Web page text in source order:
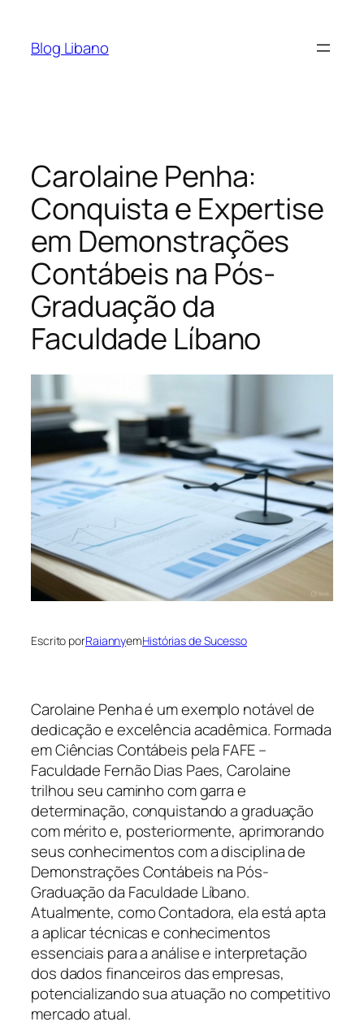
Blog Libano
Carolaine Penha:
Conquista e Expertise
em Demonstrações
Contábeis na Pós-
Graduação da
Faculdade Líbano
Escrito porRaiannyemHistórias de Sucesso
Carolaine Penha é um exemplo notável de
dedicação e excelência acadêmica. Formada
em Ciências Contábeis pela FAFE –
Faculdade Fernão Dias Paes, Carolaine
trilhou seu caminho com garra e
determinação, conquistando a graduação
com mérito e, posteriormente, aprimorando
seus conhecimentos com a disciplina de
Demonstrações Contábeis na Pós-
Graduação da Faculdade Líbano.
Atualmente, como Contadora, ela está apta
a aplicar técnicas e conhecimentos
essenciais para a análise e interpretação
dos dados financeiros das empresas,
potencializando sua atuação no competitivo
mercado atual.